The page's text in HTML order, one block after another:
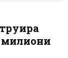
милиони